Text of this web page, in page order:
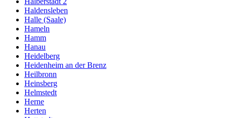
Haldensleben
Halle (Saale)
Hameln
Hamm
Hanau
Heidelberg
Heidenheim an der Brenz
Heilbronn
Heinsberg
Helmstedt
Herne
Herten